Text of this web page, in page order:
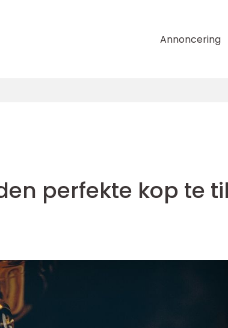
Annoncering
perfekte kop te til